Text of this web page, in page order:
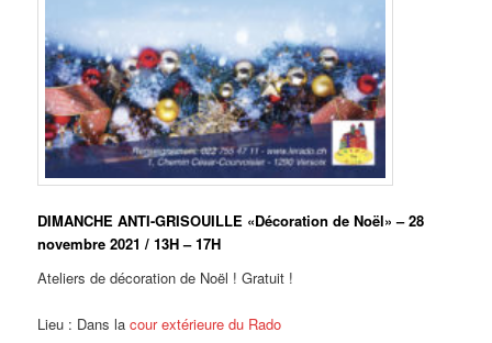
DIMANCHE ANTI-GRISOUILLE «Décoration de Noël» – 28
novembre 2021 / 13H – 17H
Ateliers de décoration de Noël ! Gratuit !
Lieu : Dans lacour extérieure du Rado